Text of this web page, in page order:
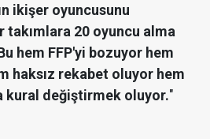
ikişer oyuncusunu
takımlara 20 oyuncu alma
hem FFP'yi bozuyor hem
haksız rekabet oluyor hem
kural değiştirmek oluyor."